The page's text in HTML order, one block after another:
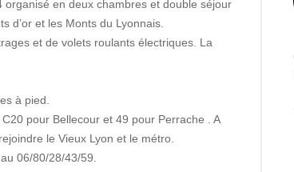
en deux chambres et double séjour
d’or et les Monts du Lyonnais.
et de volets roulants électriques. La
à pied.
pour Bellecour et 49 pour Perrache . A
le Vieux Lyon et le métro.
06/80/28/43/59.